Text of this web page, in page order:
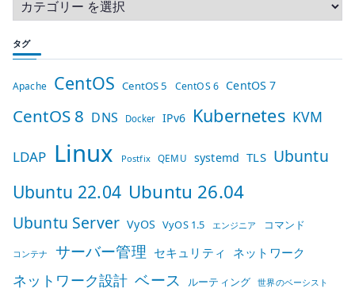
タグ
Apache CentOS CentOS 5 CentOS 6 CentOS 7
CentOS 8 DNS Docker IPv6 Kubernetes KVM
LDAP Linux Postfix QEMU systemd TLS Ubuntu
Ubuntu 22.04 Ubuntu 26.04
Ubuntu Server VyOS VyOS 1.5 エンジニア コマンド
コンテナ サーバー管理 セキュリティ ネットワーク
ネットワーク設計 ベース ルーティング 世界のベーシスト